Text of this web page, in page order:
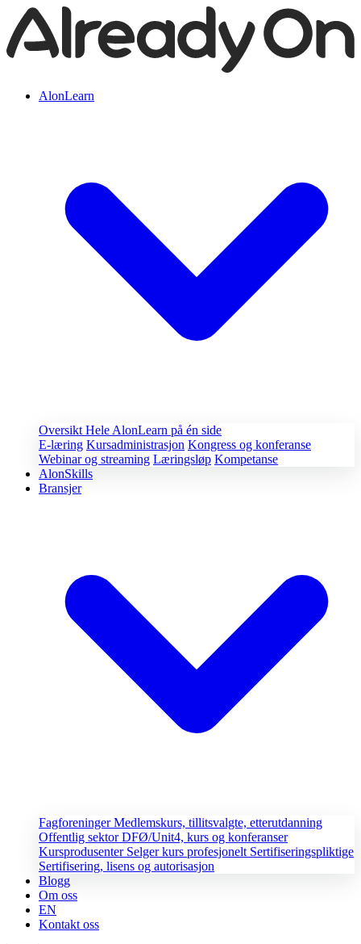
AlonLearn
Oversikt Hele AlonLearn på én side
E-læring Kursadministrasjon Kongress og konferanse
Webinar og streaming Læringsløp Kompetanse
AlonSkills
Bransjer
FagforeningerMedlemskurs, tillitsvalgte, etterutdanning
Offentlig sektorDFØ/Unit4, kurs og konferanser
Kursprodusenter Selger kurs profesjonelt Sertifiseringspliktige
Sertifisering, lisens og autorisasjon
Blogg
Om oss
EN
Kontakt oss